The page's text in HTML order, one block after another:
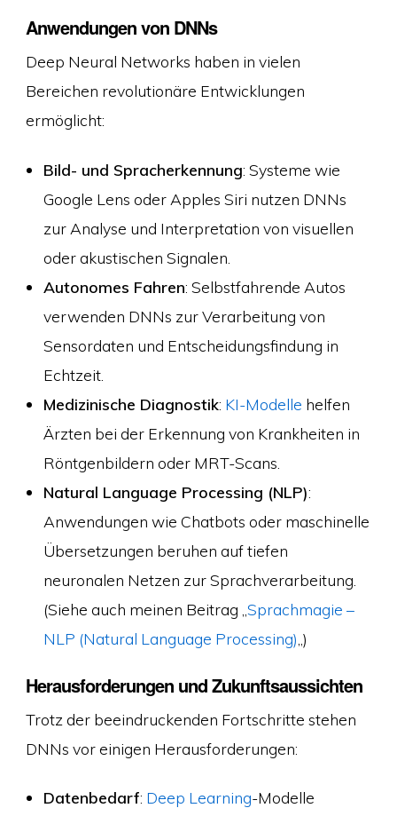
Anwendungen von DNNs
Deep Neural Networks haben in vielen
Bereichen revolutionäre Entwicklungen
ermöglicht:
Bild- und Spracherkennung: Systeme wie
Google Lens oder Apples Siri nutzen DNNs
zur Analyse und Interpretation von visuellen
oder akustischen Signalen.
Autonomes Fahren: Selbstfahrende Autos
verwenden DNNs zur Verarbeitung von
Sensordaten und Entscheidungsfindung in
Echtzeit.
Medizinische Diagnostik: KI-Modelle helfen
Ärzten bei der Erkennung von Krankheiten in
Röntgenbildern oder MRT-Scans.
Natural Language Processing (NLP):
Anwendungen wie Chatbots oder maschinelle
Übersetzungen beruhen auf tiefen
neuronalen Netzen zur Sprachverarbeitung.
(Siehe auch meinen Beitrag „ Sprachmagie –
NLP (Natural Language Processing) „)
Herausforderungen und Zukunftsaussichten
Trotz der beeindruckenden Fortschritte stehen
DNNs vor einigen Herausforderungen:
Datenbedarf: Deep Learning-Modelle